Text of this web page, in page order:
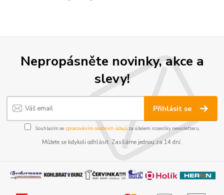
Nepropásněte novinky, akce a
slevy!
Přihlásit se
Souhlasím se zpracováním osobních údajůza účelem rozesílky newsletteru.
Můžete se kdykoli odhlásit. Zasíláme jednou za 14 dní.